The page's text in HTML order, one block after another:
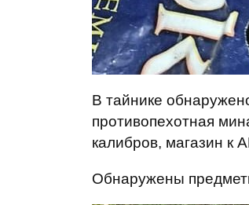
В тайнике
противопехотная
калибров, магазин к
Обнаружены